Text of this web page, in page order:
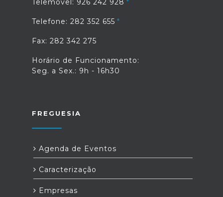
Telemóvel: 926 242 928
Telefone: 282 352 655
Fax: 282 342 275
Horário de Funcionamento:
Seg. a Sex.: 9h - 16h30
FREGUESIA
Agenda de Eventos
Caracterização
Empresas